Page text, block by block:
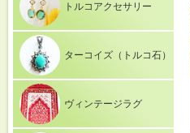
トルコアクセサリー
ターコイズ（トルコ石）
ヴィンテージラグ